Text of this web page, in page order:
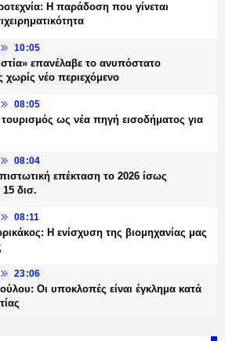
Η παράδοση που γίνεται
10:05
επανέλαβε το ανυπόστατο
χωρίς νέο περιεχόμενο
08:05
τουρισμός ως νέα πηγή εισοδήματος για
08:04
επέκταση το 2026 ίσως
15 δισ.
08:11
Η ενίσχυση της βιομηχανίας μας
23:06
Οι υποκλοπές είναι έγκλημα κατά